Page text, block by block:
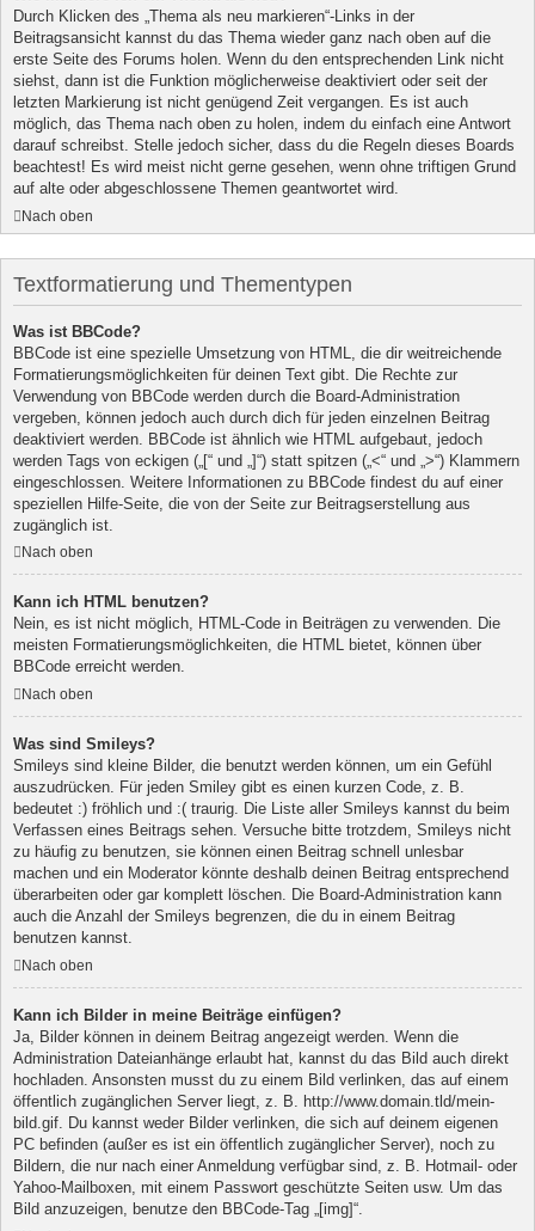
Durch Klicken des „Thema als neu markieren“-Links in der
Beitragsansicht kannst du das Thema wieder ganz nach oben auf die
erste Seite des Forums holen. Wenn du den entsprechenden Link nicht
siehst, dann ist die Funktion möglicherweise deaktiviert oder seit der
letzten Markierung ist nicht genügend Zeit vergangen. Es ist auch
möglich, das Thema nach oben zu holen, indem du einfach eine Antwort
darauf schreibst. Stelle jedoch sicher, dass du die Regeln dieses Boards
beachtest! Es wird meist nicht gerne gesehen, wenn ohne triftigen Grund
auf alte oder abgeschlossene Themen geantwortet wird.
Nach oben
Textformatierung und Thementypen
Was ist BBCode?
BBCode ist eine spezielle Umsetzung von HTML, die dir weitreichende
Formatierungsmöglichkeiten für deinen Text gibt. Die Rechte zur
Verwendung von BBCode werden durch die Board-Administration
vergeben, können jedoch auch durch dich für jeden einzelnen Beitrag
deaktiviert werden. BBCode ist ähnlich wie HTML aufgebaut, jedoch
werden Tags von eckigen („[“ und „]“) statt spitzen („<“ und „>“) Klammern
eingeschlossen. Weitere Informationen zu BBCode findest du auf einer
speziellen Hilfe-Seite, die von der Seite zur Beitragserstellung aus
zugänglich ist.
Nach oben
Kann ich HTML benutzen?
Nein, es ist nicht möglich, HTML-Code in Beiträgen zu verwenden. Die
meisten Formatierungsmöglichkeiten, die HTML bietet, können über
BBCode erreicht werden.
Nach oben
Was sind Smileys?
Smileys sind kleine Bilder, die benutzt werden können, um ein Gefühl
auszudrücken. Für jeden Smiley gibt es einen kurzen Code, z. B.
bedeutet :) fröhlich und :( traurig. Die Liste aller Smileys kannst du beim
Verfassen eines Beitrags sehen. Versuche bitte trotzdem, Smileys nicht
zu häufig zu benutzen, sie können einen Beitrag schnell unlesbar
machen und ein Moderator könnte deshalb deinen Beitrag entsprechend
überarbeiten oder gar komplett löschen. Die Board-Administration kann
auch die Anzahl der Smileys begrenzen, die du in einem Beitrag
benutzen kannst.
Nach oben
Kann ich Bilder in meine Beiträge einfügen?
Ja, Bilder können in deinem Beitrag angezeigt werden. Wenn die
Administration Dateianhänge erlaubt hat, kannst du das Bild auch direkt
hochladen. Ansonsten musst du zu einem Bild verlinken, das auf einem
öffentlich zugänglichen Server liegt, z. B. http://www.domain.tld/mein-
bild.gif. Du kannst weder Bilder verlinken, die sich auf deinem eigenen
PC befinden (außer es ist ein öffentlich zugänglicher Server), noch zu
Bildern, die nur nach einer Anmeldung verfügbar sind, z. B. Hotmail- oder
Yahoo-Mailboxen, mit einem Passwort geschützte Seiten usw. Um das
Bild anzuzeigen, benutze den BBCode-Tag „[img]“.